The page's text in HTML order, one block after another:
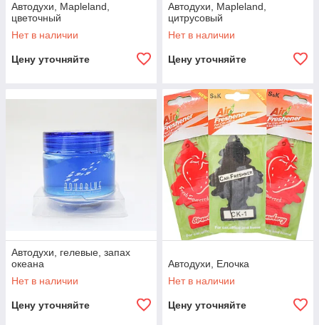
Автодухи, Mapleland,
цветочный
Нет в наличии
Цену уточняйте
Автодухи, Mapleland,
цитрусовый
Нет в наличии
Цену уточняйте
Автодухи, гелевые, запах
океана
Нет в наличии
Цену уточняйте
Автодухи, Елочка
Нет в наличии
Цену уточняйте